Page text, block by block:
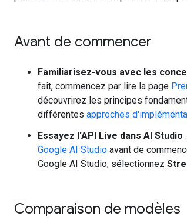
Avant de commencer
Familiarisez-vous avec les
fait, commencez par lire la page
découvrirez les principes
différentes approches
Essayez l'API Live dans AI Studio
Google AI Studio avant de
Google AI Studio, sélectionnez
Comparaison de modèles